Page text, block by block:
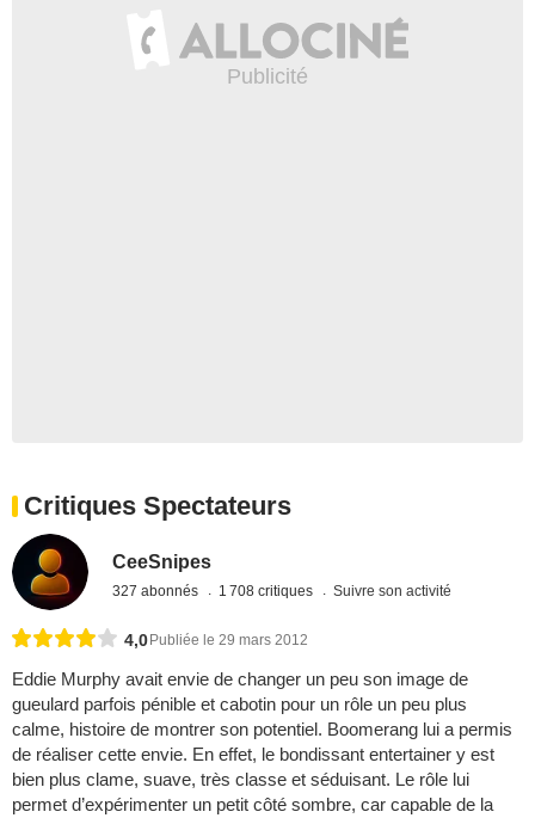
Critiques Spectateurs
CeeSnipes
327 abonnés 1 708 critiques Suivre son activité
4,0 Publiée le 29 mars 2012
Eddie Murphy avait envie de changer un peu son image de
gueulard parfois pénible et cabotin pour un rôle un peu plus
calme, histoire de montrer son potentiel. Boomerang lui a permis
de réaliser cette envie. En effet, le bondissant entertainer y est
bien plus clame, suave, très classe et séduisant. Le rôle lui
permet d’expérimenter un petit côté sombre, car capable de la